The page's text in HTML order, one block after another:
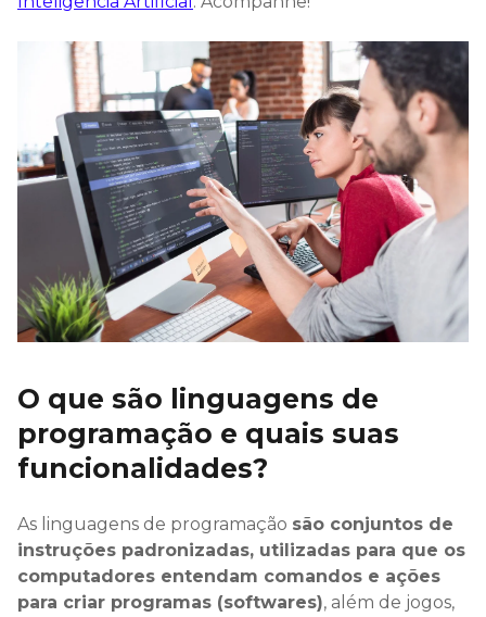
O que são linguagens de
programação e quais suas
funcionalidades?
As linguagens de programação são conjuntos de
instruções padronizadas, utilizadas para que os
computadores entendam comandos e ações
para criar programas (softwares), além de jogos,